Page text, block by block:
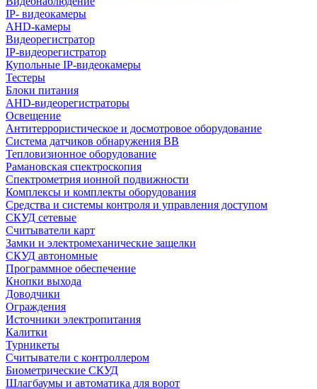
IP- видеокамеры
AHD-камеры
Видеорегистратор
IP-видеорегистратор
Купольные IP-видеокамеры
Тестеры
Блоки питания
AHD-видеорегистраторы
Освещение
Антитеррористическое и досмотровое оборудование
Cистема датчиков обнаружения ВВ
Тепловизионное оборудование
Рамановская спектроскопия
Спектрометрия ионной подвижности
Комплексы и комплекты оборудования
Средства и системы контроля и управления доступом
СКУД сетевые
Считыватели карт
Замки и электромеханические защелки
СКУД автономные
Программное обеспечение
Кнопки выхода
Доводчики
Ограждения
Источники электропитания
Калитки
Турникеты
Считыватели с контроллером
Биометрические СКУД
Шлагбаумы и автоматика для ворот